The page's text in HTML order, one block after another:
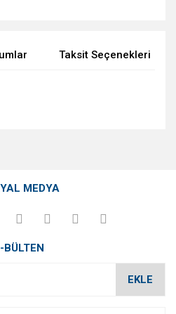
Taksit Seçenekleri
yorumu siz yapın!
noktaları öneri formunu
MEDYA
BÜLTEN
EKLE